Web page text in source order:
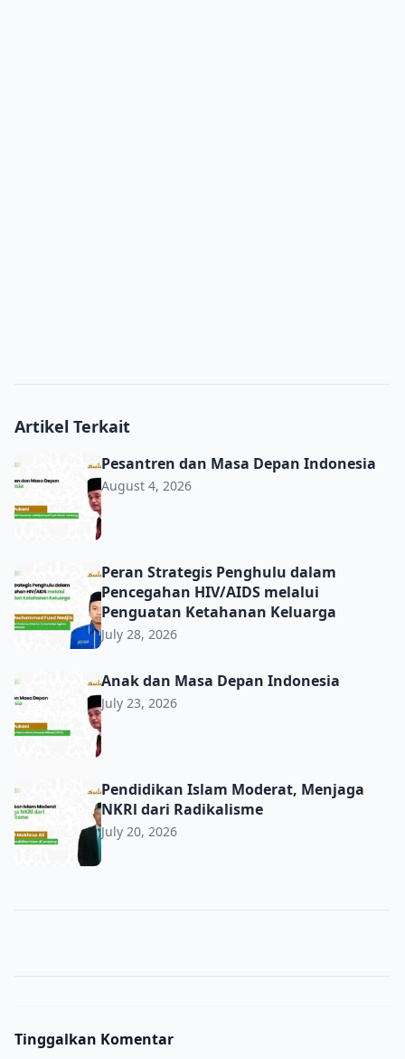
Artikel Terkait
Pesantren dan Masa Depan Indonesia
Pesantren dan Masa Depan Indonesia
August 4, 2026
Peran Strategis Penghulu dalam Pencegahan HIV/AIDS
Peran Strategis Penghulu dalam
Pencegahan HIV/AIDS melalui
Penguatan Ketahanan Keluarga
July 28, 2026
Anak dan Masa Depan Indonesia
Anak dan Masa Depan Indonesia
July 23, 2026
Pendidikan Islam Moderat, Menjaga NKRl dari
Pendidikan Islam Moderat, Menjaga
NKRl dari Radikalisme
July 20, 2026
Tinggalkan Komentar